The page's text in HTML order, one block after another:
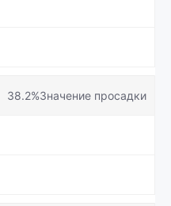
38.2%Значение просадки